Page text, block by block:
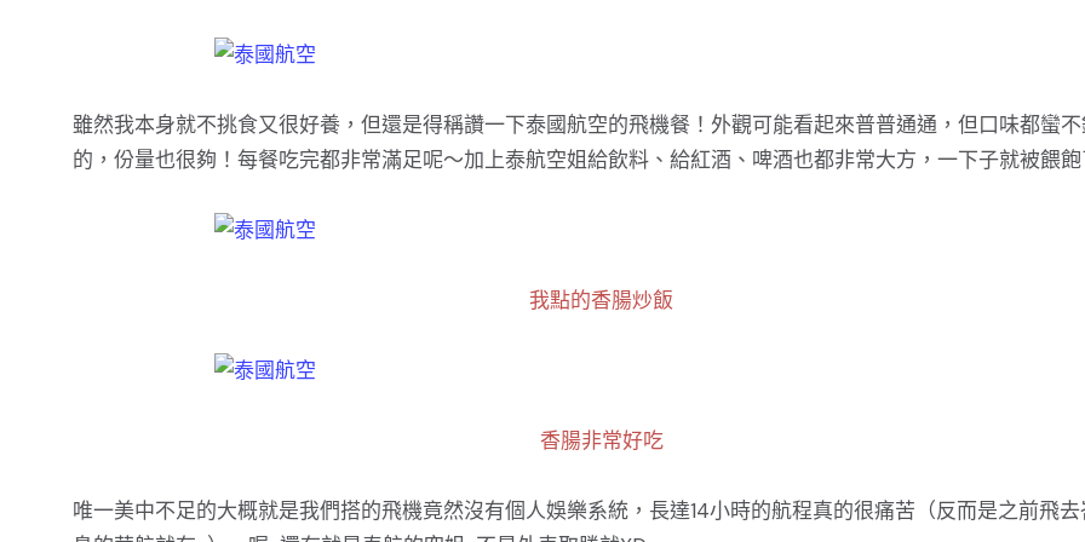
雖然我本身就不挑食又很好養，但還是得稱讚一下泰國航空的飛機餐！外觀可能看起來普普通通，但口味都蠻
的，份量也很夠！每餐吃完都非常滿足呢～加上泰航空姐給飲料、給紅酒、啤酒也都非常大方，一下子就被餵飽
我點的香腸炒飯
香腸非常好吃
唯一美中不足的大概就是我們搭的飛機竟然沒有個人娛樂系統，長達14小時的航程真的很痛苦（反而是之前飛去